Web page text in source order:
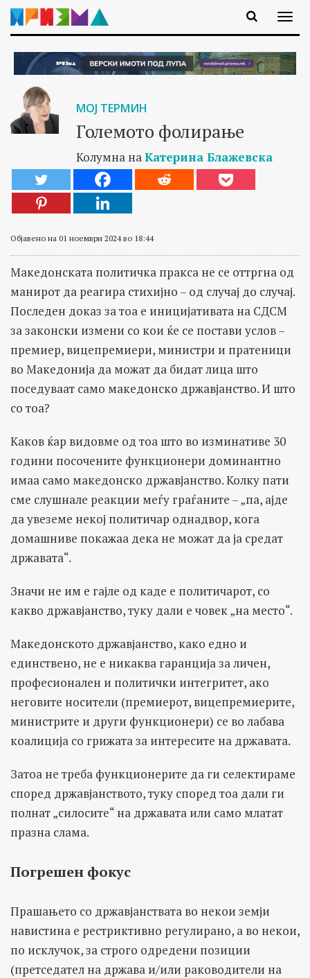
МОЈ ТЕРМИН
Големото фолирање
Колумна наКатерина Блажевска
Објавено на 01 ноември 2024 во 18:44
Македонската политичка пракса не се оттргна од
манирот да реагира стихијно – од случај до случај.
Последен доказ за тоа е иницијативата на СДСМ
за законски измени со кои ќе се постави услов –
премиер, вицепремиери, министри и пратеници
во Македонија да можат да бидат лица што
поседуваат само македонско државјанство. И што
со тоа?
Каков ќар видовме од тоа што во изминативе 30
години посочените функционери доминантно
имаа само македонско државјанство. Колку пати
сме слушнале реакции меѓу граѓаните – „па, ајде
да увеземе некој политичар однадвор, кога
домашниве покажаа дека не можат да ја средат
државата“.
Значи не им е гајле од каде е политичарот, со
какво државјанство, туку дали е човек „на место“.
Македонското државјанство, како едно и
единствено, не е никаква гаранција за личен,
професионален и политички интегритет, ако
неговите носители (премиерот, вицепремиерите,
министрите и други функционери) се во лабава
коалиција со грижата за интересите на државата.
Затоа не треба функционерите да ги селектираме
според државјанството, туку според тоа дали ги
полнат „силосите“ на државата или само млатат
празна слама.
Погрешен фокус
Прашањето со државјанствата во некои земји
навистина е рестриктивно регулирано, а во некои,
по исклучок, за строго одредени позиции
(претседател на држава и/или раководители на